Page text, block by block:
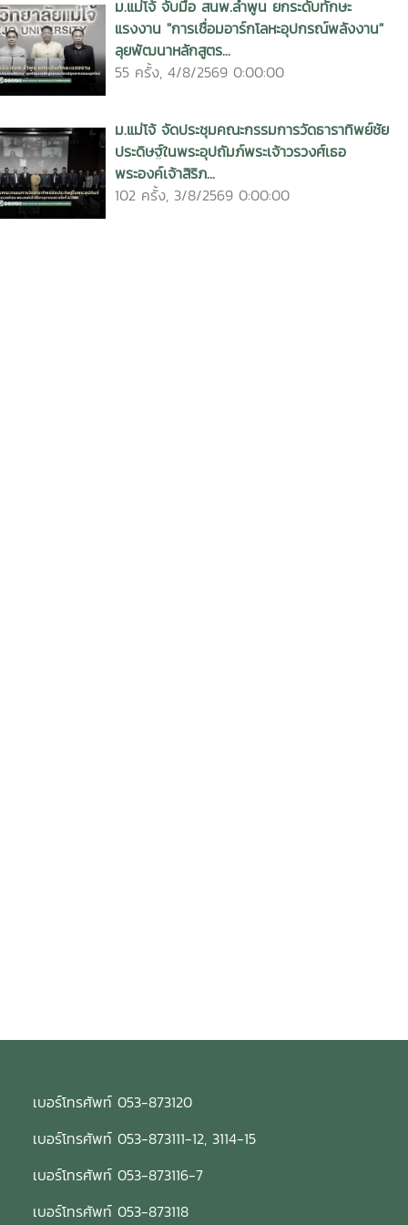
ม.แม่โจ้ จับมือ สนพ.ลำพูน ยกระดับทักษะ
แรงงาน "การเชื่อมอาร์กโลหะอุปกรณ์พลังงาน"
ลุยพัฒนาหลักสูตร...
55 ครั้ง, 4/8/2569 0:00:00
ม.แม่โจ้ จัดประชุมคณะกรรมการวัดธาราทิพย์ชัย
ประดิษฐ์ในพระอุปถัมภ์พระเจ้าวรวงศ์เธอ
พระองค์เจ้าสิริภ...
102 ครั้ง, 3/8/2569 0:00:00
เบอร์โทรศัพท์ 053-873120
เบอร์โทรศัพท์ 053-873111-12, 3114-15
เบอร์โทรศัพท์ 053-873116-7
เบอร์โทรศัพท์ 053-873118